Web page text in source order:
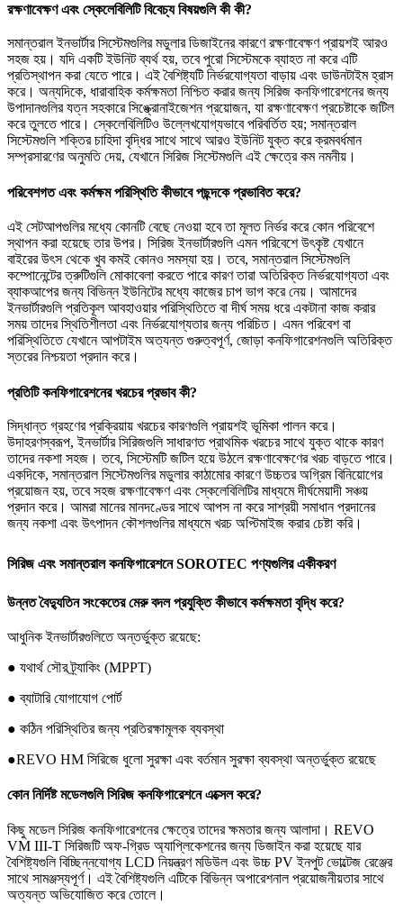
রক্ষণাবেক্ষণ এবং স্কেলেবিলিটি বিবেচ্য বিষয়গুলি কী কী?
সমান্তরাল ইনভার্টার সিস্টেমগুলির মডুলার ডিজাইনের কারণে রক্ষণাবেক্ষণ প্রায়শই আরও
সহজ হয়। যদি একটি ইউনিট ব্যর্থ হয়, তবে পুরো সিস্টেমকে ব্যাহত না করে এটি
প্রতিস্থাপন করা যেতে পারে। এই বৈশিষ্ট্যটি নির্ভরযোগ্যতা বাড়ায় এবং ডাউনটাইম হ্রাস
করে। অন্যদিকে, ধারাবাহিক কর্মক্ষমতা নিশ্চিত করার জন্য সিরিজ কনফিগারেশনের জন্য
উপাদানগুলির যত্ন সহকারে সিঙ্ক্রোনাইজেশন প্রয়োজন, যা রক্ষণাবেক্ষণ প্রচেষ্টাকে জটিল
করে তুলতে পারে। স্কেলেবিলিটিও উল্লেখযোগ্যভাবে পরিবর্তিত হয়; সমান্তরাল
সিস্টেমগুলি শক্তির চাহিদা বৃদ্ধির সাথে সাথে আরও ইউনিট যুক্ত করে ক্রমবর্ধমান
সম্প্রসারণের অনুমতি দেয়, যেখানে সিরিজ সিস্টেমগুলি এই ক্ষেত্রে কম নমনীয়।
পরিবেশগত এবং কর্মক্ষম পরিস্থিতি কীভাবে পছন্দকে প্রভাবিত করে?
এই সেটআপগুলির মধ্যে কোনটি বেছে নেওয়া হবে তা মূলত নির্ভর করে কোন পরিবেশে
স্থাপন করা হয়েছে তার উপর। সিরিজ ইনভার্টারগুলি এমন পরিবেশে উৎকৃষ্ট যেখানে
বাইরের উৎস থেকে খুব কমই কোনও সমস্যা হয়। তবে, সমান্তরাল সিস্টেমগুলি
কম্পোনেন্টের ত্রুটিগুলি মোকাবেলা করতে পারে কারণ তারা অতিরিক্ত নির্ভরযোগ্যতা এবং
ব্যাকআপের জন্য বিভিন্ন ইউনিটের মধ্যে কাজের চাপ ভাগ করে নেয়। আমাদের
ইনভার্টারগুলি প্রতিকূল আবহাওয়ার পরিস্থিতিতে বা দীর্ঘ সময় ধরে একটানা কাজ করার
সময় তাদের স্থিতিশীলতা এবং নির্ভরযোগ্যতার জন্য পরিচিত। এমন পরিবেশ বা
পরিস্থিতিতে যেখানে আপটাইম অত্যন্ত গুরুত্বপূর্ণ, জোড়া কনফিগারেশনগুলি অতিরিক্ত
স্তরের নিশ্চয়তা প্রদান করে।
প্রতিটি কনফিগারেশনের খরচের প্রভাব কী?
সিদ্ধান্ত গ্রহণের প্রক্রিয়ায় খরচের কারণগুলি প্রায়শই ভূমিকা পালন করে।
উদাহরণস্বরূপ, ইনভার্টার সিরিজগুলি সাধারণত প্রাথমিক খরচের সাথে যুক্ত থাকে কারণ
তাদের নকশা সহজ। তবে, সিস্টেমটি জটিল হয়ে উঠলে রক্ষণাবেক্ষণের খরচ বাড়তে পারে।
একদিকে, সমান্তরাল সিস্টেমগুলির মডুলার কাঠামোর কারণে উচ্চতর অগ্রিম বিনিয়োগের
প্রয়োজন হয়, তবে সহজ রক্ষণাবেক্ষণ এবং স্কেলেবিলিটির মাধ্যমে দীর্ঘমেয়াদী সঞ্চয়
প্রদান করে। আমরা মানের মানদণ্ডের সাথে আপস না করে সাশ্রয়ী সমাধান প্রদানের
জন্য নকশা এবং উৎপাদন কৌশলগুলির মাধ্যমে খরচ অপ্টিমাইজ করার চেষ্টা করি।
সিরিজ এবং সমান্তরাল কনফিগারেশনে SOROTEC পণ্যগুলির একীকরণ
উন্নত বৈদ্যুতিন সংকেতের মেরু বদল প্রযুক্তি কীভাবে কর্মক্ষমতা বৃদ্ধি করে?
আধুনিক ইনভার্টারগুলিতে অন্তর্ভুক্ত রয়েছে:
● যথার্থ সৌর ট্র্যাকিং (MPPT)
● ব্যাটারি যোগাযোগ পোর্ট
● কঠিন পরিস্থিতির জন্য প্রতিরক্ষামূলক ব্যবস্থা
●REVO HM সিরিজে ধুলো সুরক্ষা এবং বর্তমান সুরক্ষা ব্যবস্থা অন্তর্ভুক্ত রয়েছে
কোন নির্দিষ্ট মডেলগুলি সিরিজ কনফিগারেশনে এক্সেল করে?
কিছু মডেল সিরিজ কনফিগারেশনের ক্ষেত্রে তাদের ক্ষমতার জন্য আলাদা। REVO
VM III-T সিরিজটি অফ-গ্রিড অ্যাপ্লিকেশনের জন্য ডিজাইন করা হয়েছে যার
বৈশিষ্ট্যগুলি বিচ্ছিন্নযোগ্য LCD নিয়ন্ত্রণ মডিউল এবং উচ্চ PV ইনপুট ভোল্টেজ রেঞ্জের
সাথে সামঞ্জস্যপূর্ণ। এই বৈশিষ্ট্যগুলি এটিকে বিভিন্ন অপারেশনাল প্রয়োজনীয়তার সাথে
অত্যন্ত অভিযোজিত করে তোলে।